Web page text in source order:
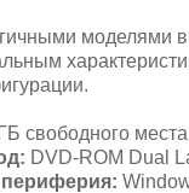
моделями
свободного места
DVD-ROM Dual